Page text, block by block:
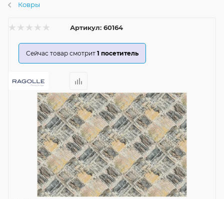
Ковры
Артикул: 60164
Сейчас товар смотрит 1 посетитель